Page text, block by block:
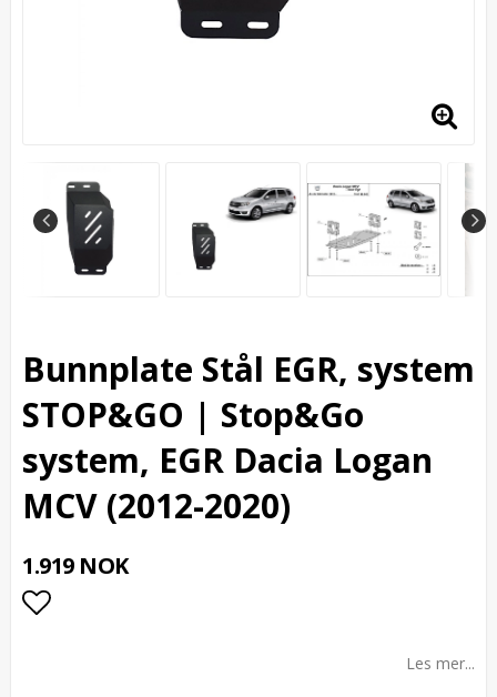
Bunnplate Stål EGR, system
STOP&GO | Stop&Go
system, EGR Dacia Logan
MCV (2012-2020)
1.919 NOK
Les mer...